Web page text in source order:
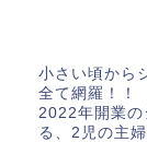
小さい頃から
全て網羅！！
2022年開業の
る、2児の主